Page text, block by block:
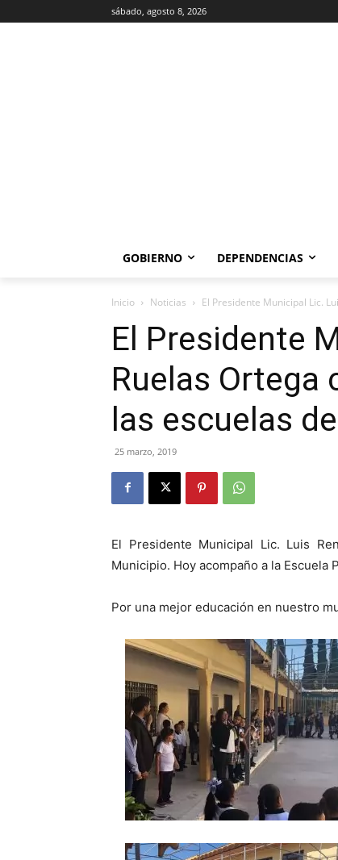
sábado, agosto 8, 2026
GOBIERNO DEPENDENCIAS
Inicio Noticias El Presidente Municipal Lic.
El Presidente
Ruelas Ortega
las escuelas
25 marzo, 2019
El Presidente Municipal Lic. Luis
Municipio. Hoy acompaño a la Escuela
Por una mejor educación en nuestro